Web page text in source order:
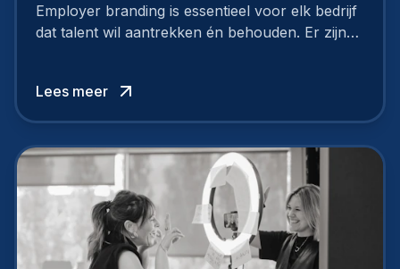
Employer branding is essentieel voor elk bedrijf
dat talent wil aantrekken én behouden. Er zijn
niet van vandaag op morgen. Hoe pak je dat
aan, starten met employer branding?
Lees meer